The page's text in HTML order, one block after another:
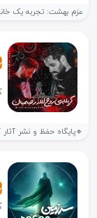
عزم بهشت: تجربه یک
🔸️پایگاه حفظ و نشر آثار